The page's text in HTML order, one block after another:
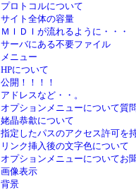
プロトコルについて
サイト全体の容量
ＭＩＤＩが流れるように・・・
サーバにある不要ファイル
メニュー
HPについて
公開！！！！
アドレスなど・・。
オプションメニューについて質
姥晶恭歙について
指定したパスのアクセス許可を
リンク挿入後の文字色について
オプションメニューについてお
画像表示
背景